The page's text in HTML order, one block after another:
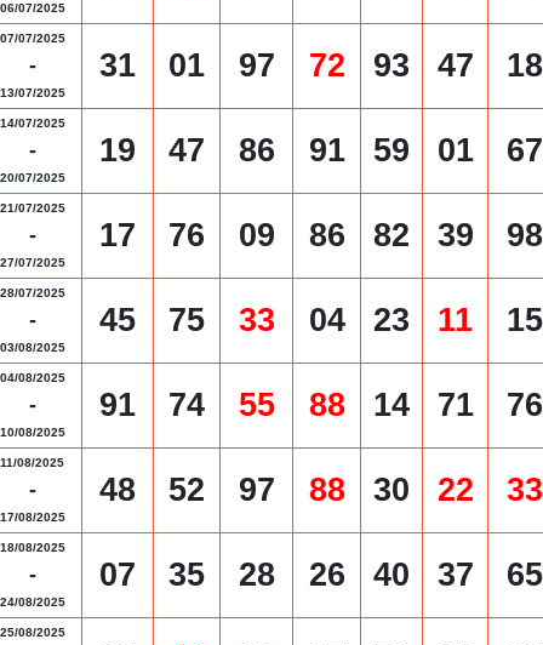
06/07/2025
07/07/2025
-
13/07/2025
31 01 97 72 93 47 18
14/07/2025
-
20/07/2025
19 47 86 91 59 01 67
21/07/2025
-
27/07/2025
17 76 09 86 82 39 98
28/07/2025
-
03/08/2025
45 75 33 04 23 11 15
04/08/2025
-
10/08/2025
91 74 55 88 14 71 76
11/08/2025
-
17/08/2025
48 52 97 88 30 22 33
18/08/2025
-
24/08/2025
07 35 28 26 40 37 65
25/08/2025